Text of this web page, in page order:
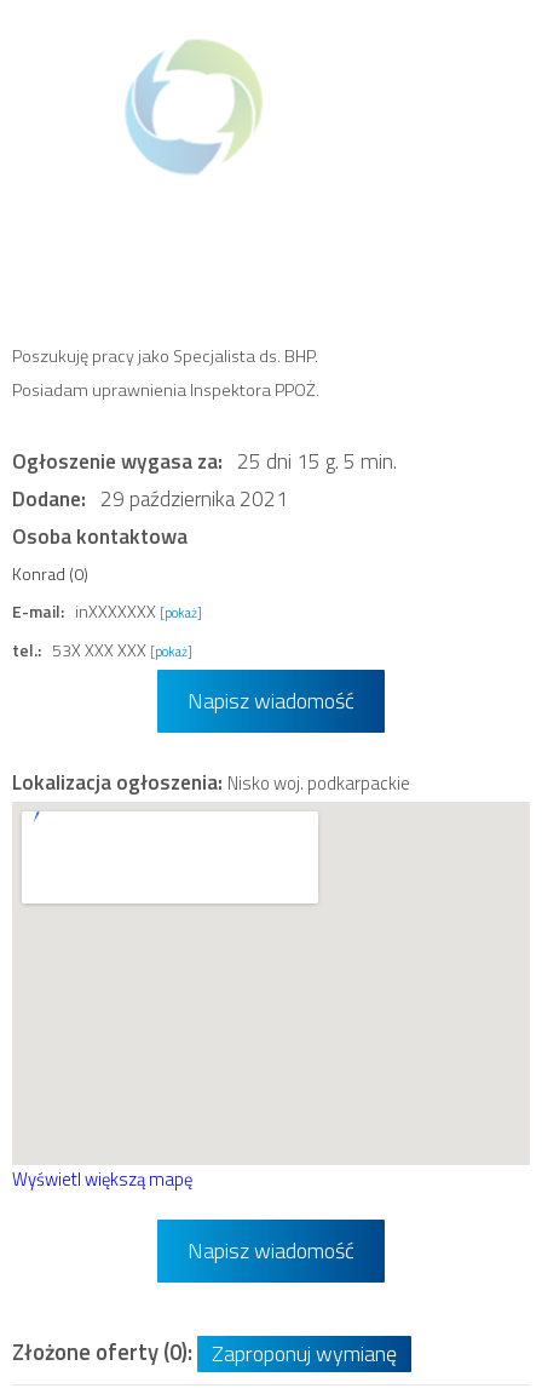
Poszukuję pracy jako Specjalista ds. BHP.
Posiadam uprawnienia Inspektora PPOŻ.
Ogłoszenie wygasa za: 25 dni 15 g. 5 min.
Dodane: 29 października 2021
Osoba kontaktowa
Konrad (0)
E-mail: inXXXXXXX [pokaż]
tel.: 53X XXX XXX [pokaż]
Napisz wiadomość
Lokalizacja ogłoszenia: Nisko woj. podkarpackie
Wyświetl większą mapę
Napisz wiadomość
Złożone oferty (0): Zaproponuj wymianę